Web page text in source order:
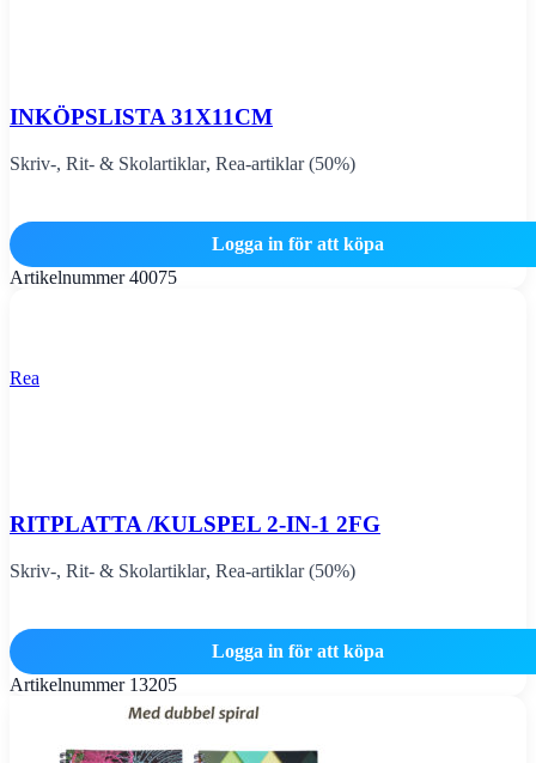
INKÖPSLISTA 31X11CM
Skriv-, Rit- & Skolartiklar, Rea-artiklar (50%)
Logga in för att köpa
Artikelnummer40075
Rea
RITPLATTA /KULSPEL 2-IN-1 2FG
Skriv-, Rit- & Skolartiklar, Rea-artiklar (50%)
Logga in för att köpa
Artikelnummer 13205